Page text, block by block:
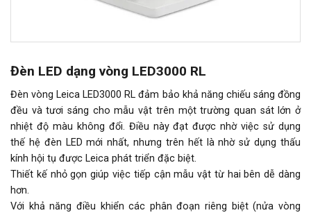
Đèn LED dạng vòng LED3000 RL
Đèn vòng Leica LED3000 RL đảm bảo khả năng chiếu sáng đồng
đều và tươi sáng cho mẫu vật trên một trường quan sát lớn ở
nhiệt độ màu không đổi. Điều này đạt được nhờ việc sử dụng
thế hệ đèn LED mới nhất, nhưng trên hết là nhờ sử dụng thấu
kính hội tụ được Leica phát triển đặc biệt.
Thiết kế nhỏ gọn giúp việc tiếp cận mẫu vật từ hai bên dễ dàng
hơn.
Với khả năng điều khiển các phân đoạn riêng biệt (nửa vòng